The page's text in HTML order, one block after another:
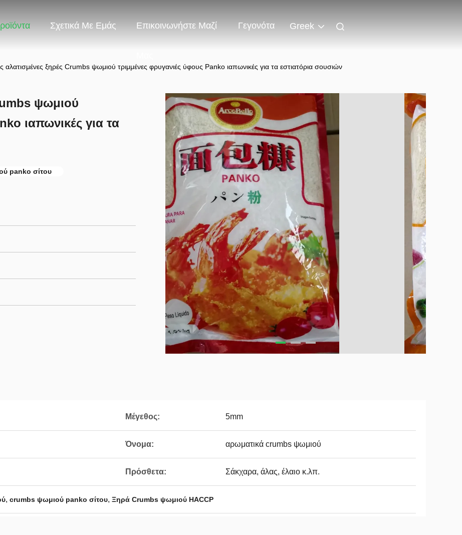
Σχετικά Με Εμάς Επικοινωνήστε Μαζί Γεγονότα Greek
αλατισμένες ξηρές Crumbs ψωμιού τριμμένες φρυγανιές ύφους Panko ιαπωνικές για τα εστιατόρια σουσιών
ψωμιού
ιαπωνικές για τα
panko σίτου
Μέγεθος: 5mm
Όνομα: αρωματικά crumbs ψωμιού
Πρόσθετα: Σάκχαρα, άλας, έλαιο κ.λπ.
, crumbs ψωμιού panko σίτου, Ξηρά Crumbs ψωμιού HACCP